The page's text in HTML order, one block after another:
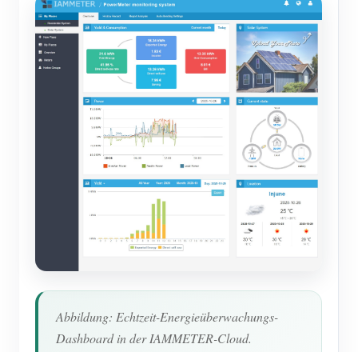
Abbildung: Echtzeit-Energieüberwachungs-
Dashboard in der IAMMETER-Cloud.